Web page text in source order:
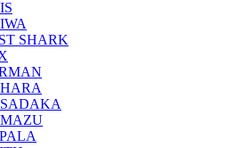
SHARK